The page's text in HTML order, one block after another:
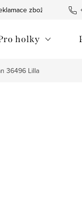
zboží
holky
36496 Lilla